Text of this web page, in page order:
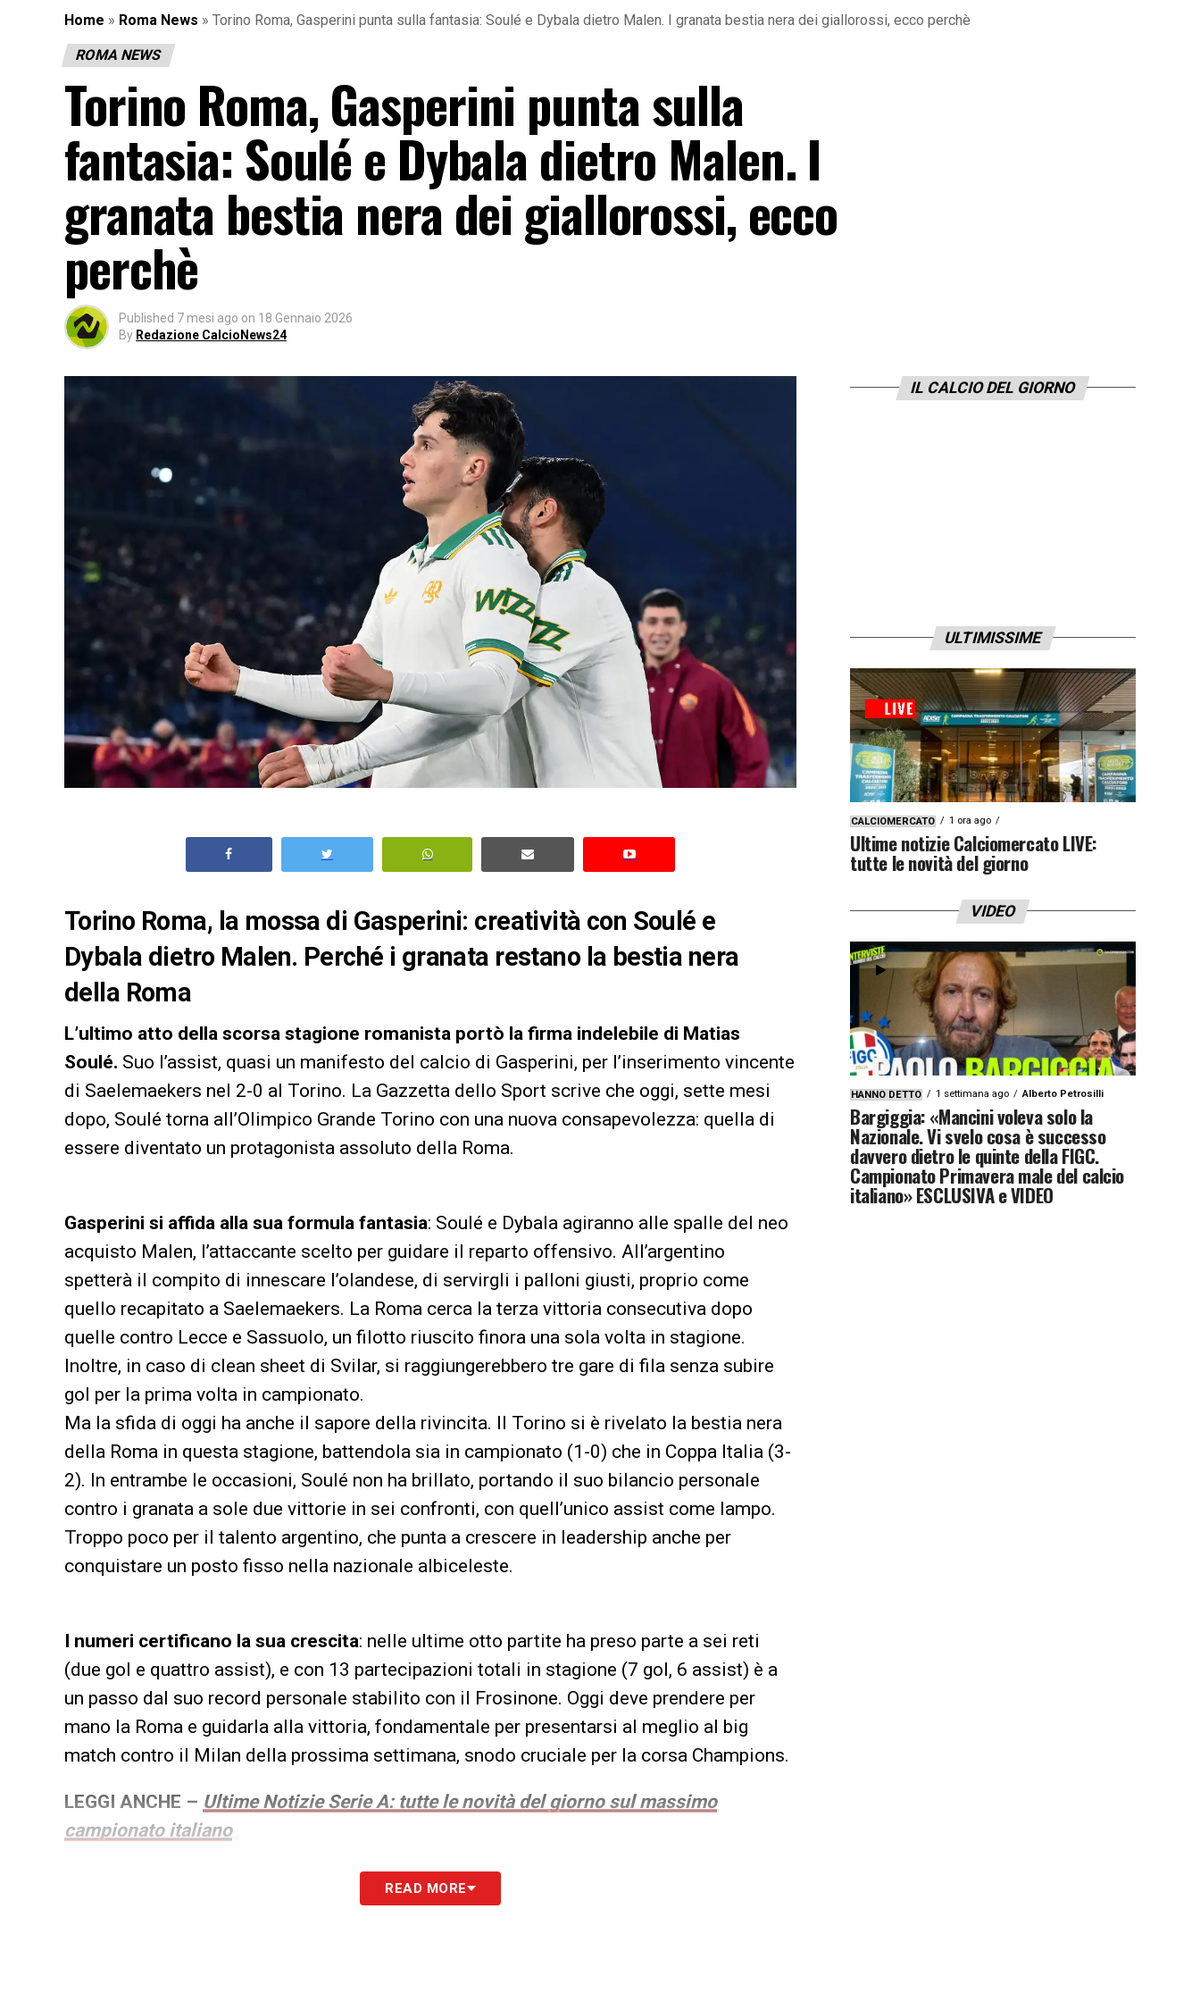
Home » Roma News » Torino Roma, Gasperini punta sulla fantasia: Soulé e Dybala dietro Malen. I granata bestia nera dei giallorossi, ecco perchè
ROMA NEWS
Torino Roma, Gasperini punta sulla
fantasia: Soulé e Dybala dietro Malen. I
granata bestia nera dei giallorossi, ecco
perchè
Published 7 mesi ago on 18 Gennaio 2026
By Redazione CalcioNews24
Torino Roma, la mossa di Gasperini: creatività con Soulé e
Dybala dietro Malen. Perché i granata restano la bestia nera
della Roma
L’ultimo atto della scorsa stagione romanista portò la firma indelebile di Matias
Soulé. Suo l’assist, quasi un manifesto del calcio di Gasperini, per l’inserimento vincente
di Saelemaekers nel 2-0 al Torino. La Gazzetta dello Sport scrive che oggi, sette mesi
dopo, Soulé torna all’Olimpico Grande Torino con una nuova consapevolezza: quella di
essere diventato un protagonista assoluto della Roma.
Gasperini si affida alla sua formula fantasia: Soulé e Dybala agiranno alle spalle del neo
acquisto Malen, l’attaccante scelto per guidare il reparto offensivo. All’argentino
spetterà il compito di innescare l’olandese, di servirgli i palloni giusti, proprio come
quello recapitato a Saelemaekers. La Roma cerca la terza vittoria consecutiva dopo
quelle contro Lecce e Sassuolo, un filotto riuscito finora una sola volta in stagione.
Inoltre, in caso di clean sheet di Svilar, si raggiungerebbero tre gare di fila senza subire
gol per la prima volta in campionato.
Ma la sfida di oggi ha anche il sapore della rivincita. Il Torino si è rivelato la bestia nera
della Roma in questa stagione, battendola sia in campionato (1-0) che in Coppa Italia (3-
2). In entrambe le occasioni, Soulé non ha brillato, portando il suo bilancio personale
contro i granata a sole due vittorie in sei confronti, con quell’unico assist come lampo.
Troppo poco per il talento argentino, che punta a crescere in leadership anche per
conquistare un posto fisso nella nazionale albiceleste.
I numeri certificano la sua crescita: nelle ultime otto partite ha preso parte a sei reti
(due gol e quattro assist), e con 13 partecipazioni totali in stagione (7 gol, 6 assist) è a
un passo dal suo record personale stabilito con il Frosinone. Oggi deve prendere per
mano la Roma e guidarla alla vittoria, fondamentale per presentarsi al meglio al big
match contro il Milan della prossima settimana, snodo cruciale per la corsa Champions.
LEGGI ANCHE – Ultime Notizie Serie A: tutte le novità del giorno sul massimo
campionato italiano
LA PLAYLIST DELLE NOSTRE TOP NEWSREAD MORE
IL CALCIO DEL GIORNO
ULTIMISSIME
CALCIOMERCATO 1 ora ago
Ultime notizie Calciomercato LIVE:
tutte le novità del giorno
VIDEO
HANNO DETTO 1 settimana ago Alberto Petrosilli
Bargiggia: «Mancini voleva solo la
Nazionale. Vi svelo cosa è successo
davvero dietro le quinte della FIGC.
Campionato Primavera male del calcio
italiano» ESCLUSIVA e VIDEO